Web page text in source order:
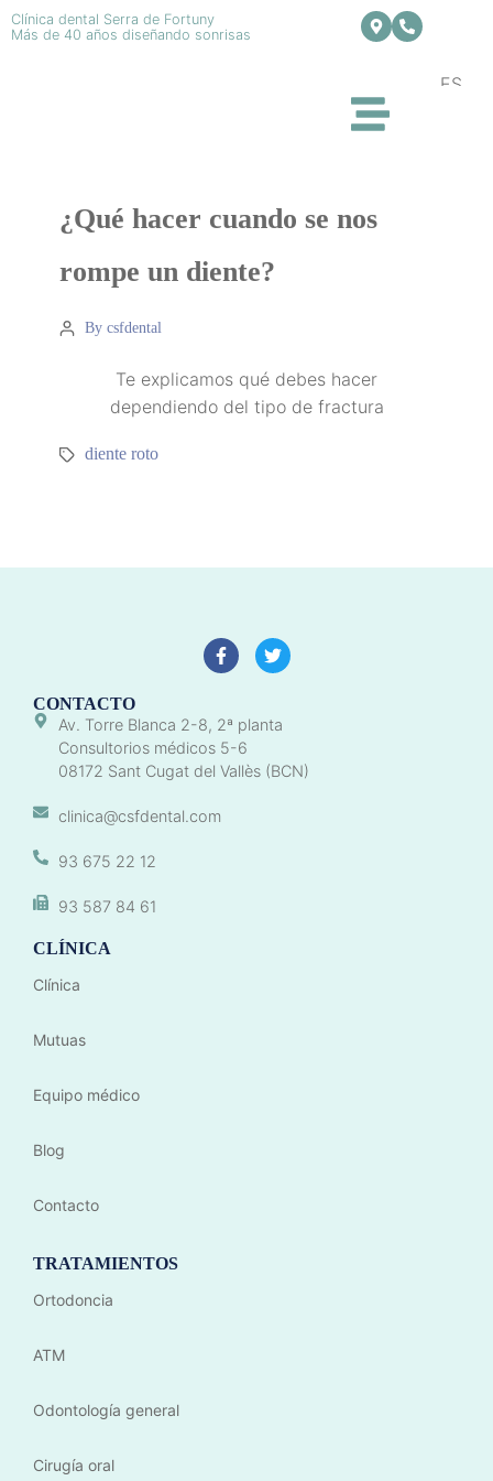
Clínica dental Serra de Fortuny
Más de 40 años diseñando sonrisas
ES
¿Qué hacer cuando se nos
rompe un diente?
By csfdental
Te explicamos qué debes hacer
dependiendo del tipo de fractura
diente roto
CONTACTO
Av. Torre Blanca 2-8, 2ª planta
Consultorios médicos 5-6
08172 Sant Cugat del Vallès (BCN)
clinica@csfdental.com
93 675 22 12
93 587 84 61
CLÍNICA
Clínica
Mutuas
Equipo médico
Blog
Contacto
TRATAMIENTOS
Ortodoncia
ATM
Odontología general
Cirugía oral